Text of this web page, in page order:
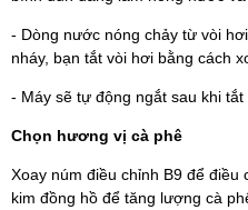
- Dòng nước nóng chảy từ vòi
nháy, bạn tắt vòi hơi bằng cách
- Máy sẽ tự động ngắt sau khi tắt
Chọn hương vị cà phê
Xoay núm điều chỉnh B9 để điều
kim đồng hồ để tăng lượng cà